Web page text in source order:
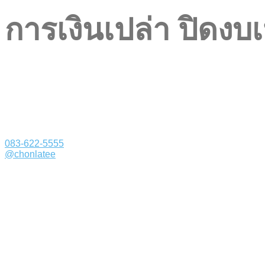
การเงินเปล่า ปิดง
083-622-5555
@chonlatee